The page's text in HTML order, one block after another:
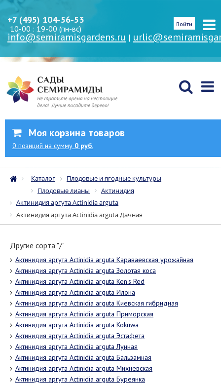
+7 (495) 104-56-53
10-00 : 19-00 (пн-вс)
info@semiramisgardens.ru |
Войти
Моя корзина товаров
0 позиций на сумму 0 руб.
Каталог
Плодовые и ягодные культуры
Плодовые лианы
Актинидия
Актинидия аргута Actinidia arguta
Актинидия аргута Actinidia arguta Дачная
Другие сорта "/"
Актинидия аргута Actinidia arguta Караваевская урожайная
Актинидия аргута Actinidia arguta Золотая коса
Актинидия аргута Actinidia arguta Ken's Red
Актинидия аргута Actinidia arguta Илона
Актинидия аргута Actinidia arguta Киевская гибридная
Актинидия аргута Actinidia arguta Приморская
Актинидия аргута Actinidia arguta Kokuwa
Актинидия аргута Actinidia arguta Эстафета
Актинидия аргута Actinidia arguta Лунная
Актинидия аргута Actinidia arguta Бальзамная
Актинидия аргута Actinidia arguta Михневская
Актинидия аргута Actinidia arguta Буреянка